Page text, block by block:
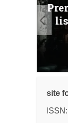
site